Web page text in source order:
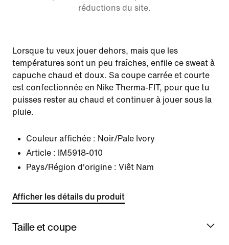
réductions du site.
Lorsque tu veux jouer dehors, mais que les
températures sont un peu fraîches, enfile ce sweat à
capuche chaud et doux. Sa coupe carrée et courte
est confectionnée en Nike Therma-FIT, pour que tu
puisses rester au chaud et continuer à jouer sous la
pluie.
Couleur affichée : Noir/Pale Ivory
Article :
IM5918-010
Pays/Région d'origine : Viêt Nam
Afficher les détails du produit
Taille et coupe